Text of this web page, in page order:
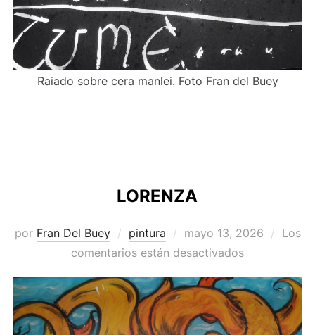
Raiado sobre cera manlei. Foto Fran del Buey
LORENZA
por Fran Del Buey pintura
Publicado
el
mayo 13, 2026
Los
comentarios están desactivados